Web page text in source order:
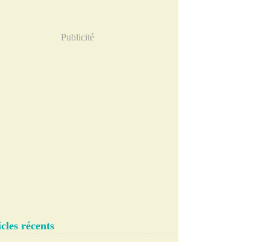
Publicité
récents